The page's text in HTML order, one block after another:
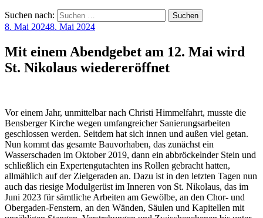
Suchen nach:
8. Mai 20248. Mai 2024
Mit einem Abendgebet am 12. Mai wird
St. Nikolaus wiedereröffnet
Vor einem Jahr, unmittelbar nach Christi Himmelfahrt, musste die
Bensberger Kirche wegen umfangreicher Sanierungsarbeiten
geschlossen werden. Seitdem hat sich innen und außen viel getan.
Nun kommt das gesamte Bauvorhaben, das zunächst ein
Wasserschaden im Oktober 2019, dann ein abbröckelnder Stein und
schließlich ein Expertengutachten ins Rollen gebracht hatten,
allmählich auf der Zielgeraden an. Dazu ist in den letzten Tagen nun
auch das riesige Modulgerüst im Inneren von St. Nikolaus, das im
Juni 2023 für sämtliche Arbeiten am Gewölbe, an den Chor- und
Obergaden-Fenstern, an den Wänden, Säulen und Kapitellen mit